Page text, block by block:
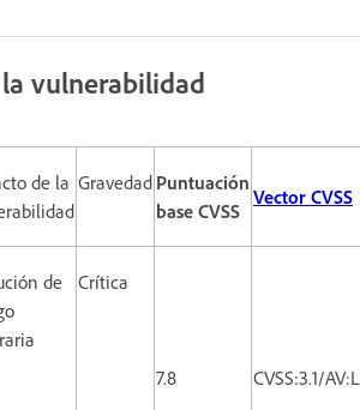
vulnerabilidad
de la Gravedad Puntuación
base CVSS
Vector CVSS
de
Crítica
7.8 CVSS:3.1/